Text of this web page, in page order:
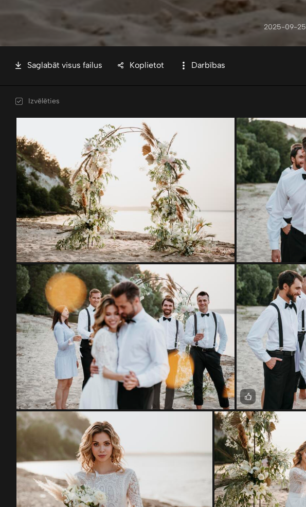
2025-09-25
Saglabāt visus failus Koplietot Darbības
Izvēlēties